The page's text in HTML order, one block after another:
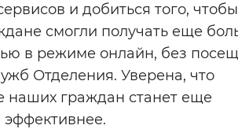
и добиться того,
смогли получать еще
в режиме онлайн, без
Отделения. Уверена, что
наших граждан станет еще